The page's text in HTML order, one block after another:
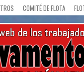
COMITÉ DE FLOTA